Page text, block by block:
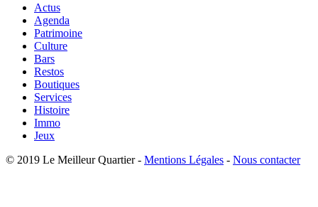
Actus
Agenda
Patrimoine
Culture
Bars
Restos
Boutiques
Services
Histoire
Immo
Jeux
© 2019 Le Meilleur Quartier - Mentions Légales - Nous contacter